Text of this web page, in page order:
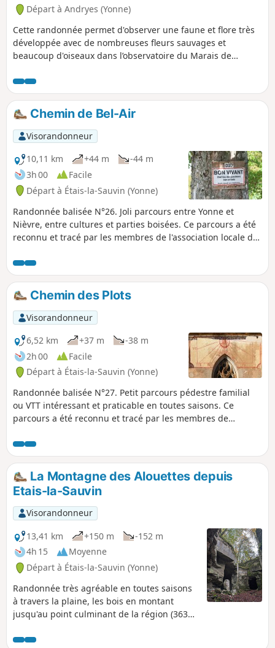
Départ à Andryes (Yonne)
Cette randonnée permet d'observer une faune et flore très
développée avec de nombreuses fleurs sauvages et
beaucoup d'oiseaux dans l’observatoire du Marais de
Chemin de Bel-Air
Visorandonneur
10,11 km
+44 m
-44 m
3h 00
Facile
Départ à Étais-la-Sauvin (Yonne)
Randonnée balisée N°26. Joli parcours entre Yonne et
Nièvre, entre cultures et parties boisées. Ce parcours a été
reconnu et tracé par les membres de l'association locale de
en sens inverse.
Chemin des Plots
Visorandonneur
6,52 km
+37 m
-38 m
2h 00
Facile
Départ à Étais-la-Sauvin (Yonne)
Randonnée balisée N°27. Petit parcours pédestre familial
ou VTT intéressant et praticable en toutes saisons. Ce
parcours a été reconnu et tracé par les membres de
balisé avec des plaquettes jaunes, écritures noires et
fléchage jaune sur fond rouge.
La Montagne des Alouettes depuis
Etais-la-Sauvin
Visorandonneur
13,41 km
+150 m
-152 m
4h 15
Moyenne
Départ à Étais-la-Sauvin (Yonne)
Randonnée très agréable en toutes saisons
à travers la plaine, les bois en montant
jusqu'au point culminant de la région (363
les anciennes carrières souterraines